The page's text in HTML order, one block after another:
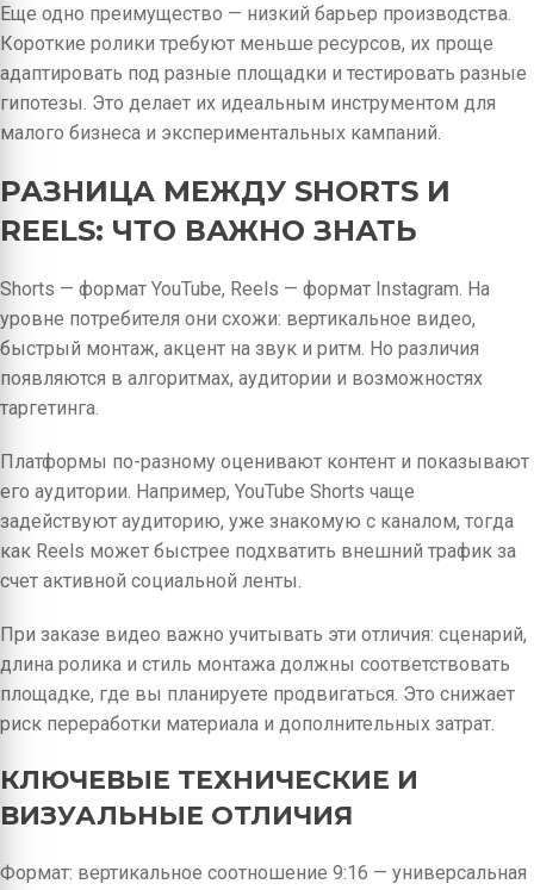
Еще одно преимущество — низкий барьер производства.
Короткие ролики требуют меньше ресурсов, их проще
адаптировать под разные площадки и тестировать разные
гипотезы. Это делает их идеальным инструментом для
малого бизнеса и экспериментальных кампаний.
РАЗНИЦА МЕЖДУ SHORTS И
REELS: ЧТО ВАЖНО ЗНАТЬ
Shorts — формат YouTube, Reels — формат Instagram. На
уровне потребителя они схожи: вертикальное видео,
быстрый монтаж, акцент на звук и ритм. Но различия
появляются в алгоритмах, аудитории и возможностях
таргетинга.
Платформы по-разному оценивают контент и показывают
его аудитории. Например, YouTube Shorts чаще
задействуют аудиторию, уже знакомую с каналом, тогда
как Reels может быстрее подхватить внешний трафик за
счет активной социальной ленты.
При заказе видео важно учитывать эти отличия: сценарий,
длина ролика и стиль монтажа должны соответствовать
площадке, где вы планируете продвигаться. Это снижает
риск переработки материала и дополнительных затрат.
КЛЮЧЕВЫЕ ТЕХНИЧЕСКИЕ И
ВИЗУАЛЬНЫЕ ОТЛИЧИЯ
Формат: вертикальное соотношение 9:16 — универсальная